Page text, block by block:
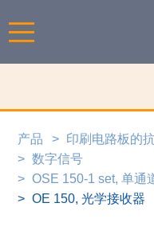
产品 印刷电路板的
数字信号
OSE 150-1 set, 单通
OE 150, 光学接收器